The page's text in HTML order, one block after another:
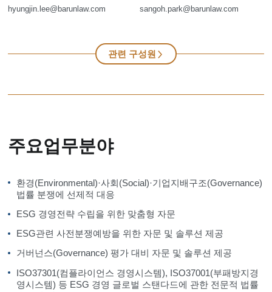
hyungjin.lee@barunlaw.com
sangoh.park@barunlaw.com
관련 구성원
주요업무분야
환경(Environmental)·사회(Social)·기업지배구조(Governance)
법률 분쟁에 선제적 대응
ESG 경영전략 수립을 위한 맞춤형 자문
ESG관련 사전분쟁예방을 위한 자문 및 솔루션 제공
거버넌스(Governance) 평가 대비 자문 및 솔루션 제공
ISO37301(컴플라이언스 경영시스템), ISO37001(부패방지경
영시스템) 등 ESG 경영 글로벌 스탠다드에 관한 전문적 법률